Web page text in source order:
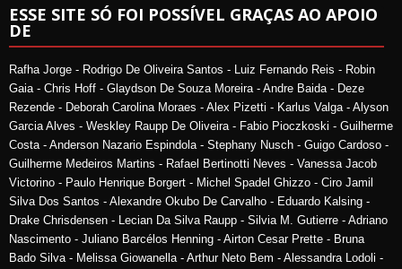
ESSE SITE SÓ FOI POSSÍVEL GRAÇAS AO APOIO
DE
Rafha Jorge - Rodrigo De Oliveira Santos - Luiz Fernando Reis - Robin
Gaia - Chris Hoff - Glaydson De Souza Moreira - Andre Baida - Deze
Rezende - Deborah Carolina Moraes - Alex Pizetti - Karlus Valga - Alyson
Garcia Alves - Weskley Raupp De Oliveira - Fabio Pioczkoski - Guilherme
Costa - Anderson Nazario Espindola - Stephany Nusch - Guigo Cardoso -
Guilherme Medeiros Martins - Rafael Bertinotti Neves - Vanessa Jacob
Victorino - Paulo Henrique Borgert - Michel Spadel Ghizzo - Ciro Jamil
Silva Dos Santos - Alexandre Okubo De Carvalho - Eduardo Kalsing -
Drake Chrisdensen - Lecian Da Silva Raupp - Silvia M. Gutierre - Adriano
Nascimento - Juliano Barcélos Henning - Airton Cesar Prette - Bruna
Bado Silva - Melissa Giowanella - Arthur Neto Bem - Alessandra Lodoli -